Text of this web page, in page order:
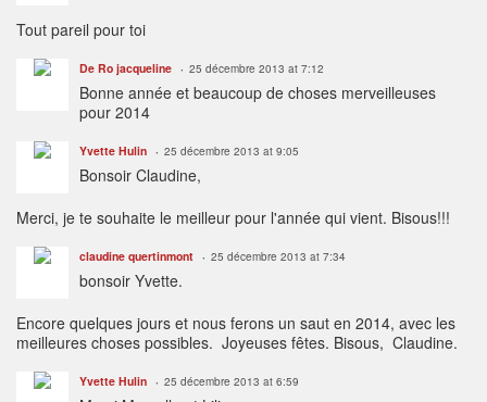
Tout pareil pour toi
De Ro jacqueline 25 décembre 2013 at 7:12
Bonne année et beaucoup de choses merveilleuses
pour 2014
Yvette Hulin 25 décembre 2013 at 9:05
Bonsoir Claudine,
Merci, je te souhaite le meilleur pour l'année qui vient. Bisous!!!
claudine quertinmont 25 décembre 2013 at 7:34
bonsoir Yvette.
Encore quelques jours et nous ferons un saut en 2014, avec les
meilleures choses possibles. Joyeuses fêtes. Bisous, Claudine.
Yvette Hulin 25 décembre 2013 at 6:59